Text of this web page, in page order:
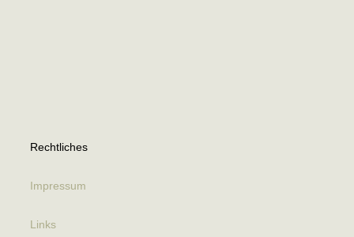
Rechtliches
Impressum
Links